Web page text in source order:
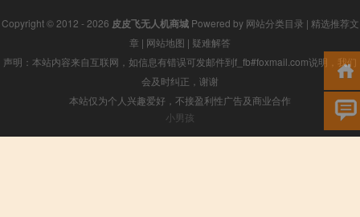
Copyright © 2012 - 2026 皮皮飞无人机商城Powered by 网站分类目录 | 精选推荐文
章 | 网站地图 | 疑难解答
声明：本站内容来自互联网，如信息有错误可发邮件到f_fb#foxmail.com说明，我们
会及时纠正，谢谢
本站仅为个人兴趣爱好，不接盈利性广告及商业合作
小男孩